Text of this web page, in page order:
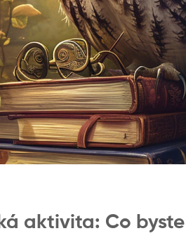
aktivita: Co